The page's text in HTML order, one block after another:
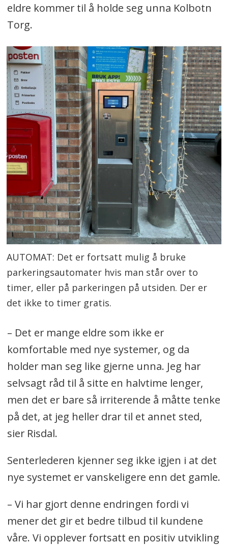
eldre kommer til å holde seg unna Kolbotn
Torg.
AUTOMAT: Det er fortsatt mulig å bruke
parkeringsautomater hvis man står over to
timer, eller på parkeringen på utsiden. Der er
det ikke to timer gratis.
– Det er mange eldre som ikke er
komfortable med nye systemer, og da
holder man seg like gjerne unna. Jeg har
selvsagt råd til å sitte en halvtime lenger,
men det er bare så irriterende å måtte tenke
på det, at jeg heller drar til et annet sted,
sier Risdal.
Senterlederen kjenner seg ikke igjen i at det
nye systemet er vanskeligere enn det gamle.
– Vi har gjort denne endringen fordi vi
mener det gir et bedre tilbud til kundene
våre. Vi opplever fortsatt en positiv utvikling